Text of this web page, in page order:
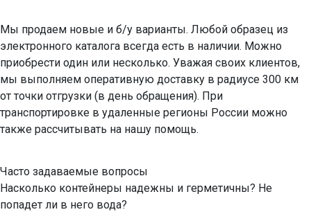
Мы продаем новые и б/у варианты. Любой образец из
электронного каталога всегда есть в наличии. Можно
приобрести один или несколько. Уважая своих клиентов,
мы выполняем оперативную доставку в радиусе 300 км
от точки отгрузки (в день обращения). При
транспортировке в удаленные регионы России можно
также рассчитывать на нашу помощь.
Часто задаваемые вопросы
Насколько контейнеры надежны и герметичны? Не
попадет ли в него вода?